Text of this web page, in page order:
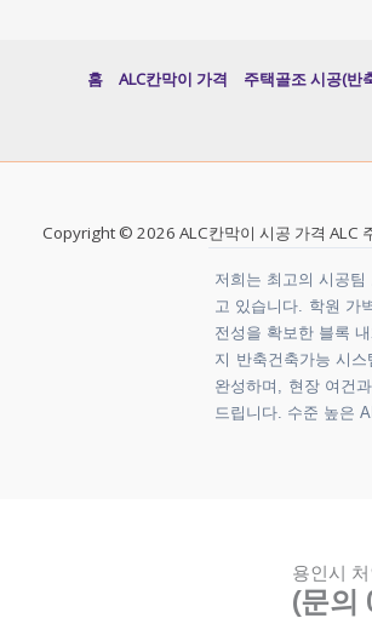
홈 ALC칸막이 가격 주택골조 시공(반
Copyright © 2026 ALC칸막이 시공 가격 ALC
저희는 최고의 시공
고 있습니다. 학원 가
전성을 확보한 블록
지 반축건축가능 시
완성하며, 현장 여건
드립니다. 수준 높은
용인시
(문의